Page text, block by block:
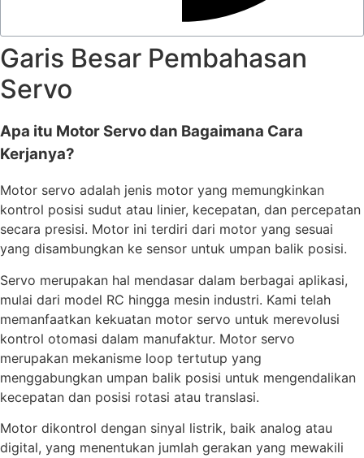
Garis Besar Pembahasan
Servo
Apa itu Motor Servo dan Bagaimana Cara
Kerjanya?
Motor servo adalah jenis motor yang memungkinkan
kontrol posisi sudut atau linier, kecepatan, dan percepatan
secara presisi. Motor ini terdiri dari motor yang sesuai
yang disambungkan ke sensor untuk umpan balik posisi.
Servo merupakan hal mendasar dalam berbagai aplikasi,
mulai dari model RC hingga mesin industri. Kami telah
memanfaatkan kekuatan motor servo untuk merevolusi
kontrol otomasi dalam manufaktur. Motor servo
merupakan mekanisme loop tertutup yang
menggabungkan umpan balik posisi untuk mengendalikan
kecepatan dan posisi rotasi atau translasi.
Motor dikontrol dengan sinyal listrik, baik analog atau
digital, yang menentukan jumlah gerakan yang mewakili